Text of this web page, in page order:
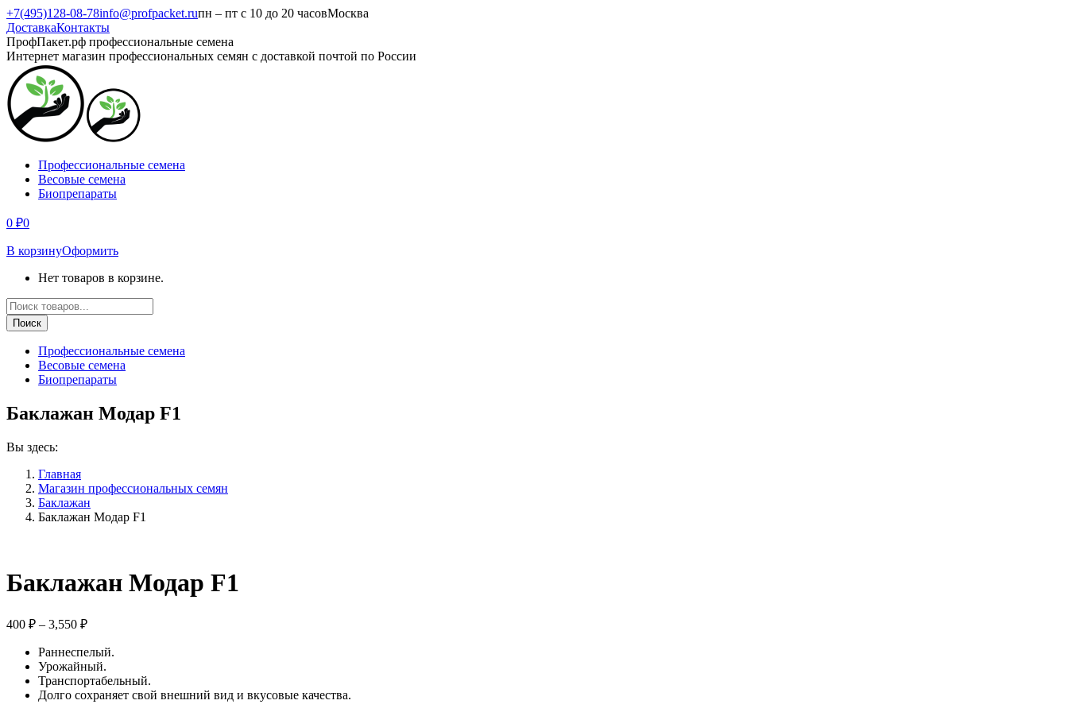
Перейти
к
содержанию
+7(495)128-08-78info@profpacket.ruпн – пт с 10 до 20 часовМосква
ДоставкаКонтакты
Facebook
page
opens
in
new
window
Одноклассники
page
opens
in
new
window
Instagram
page
opens
in
new
window
Вконтакте
page
opens
in
new
window
Viber
page
opens
in
new
window
Whatsapp
page
opens
in
new
window
ПрофПакет.рф профессиональные семена
Интернет магазин профессиональных семян с доставкой почтой по России
Профессиональные семена
Весовые семена
Биопрепараты
0 ₽0
В корзинуОформить
Нет товаров в корзине.
Поиск
товаров
Поиск
Профессиональные семена
Весовые семена
Биопрепараты
Баклажан Модар F1
Вы здесь:
Главная
Магазин профессиональных семян
Баклажан
Баклажан Модар F1
Баклажан Модар F1
400 ₽ – 3,550 ₽Диапазон
400 ₽
–
3,550 ₽
Раннеспелый.
Урожайный.
Транспортабельный.
Долго сохраняет свой внешний вид и вкусовые качества.